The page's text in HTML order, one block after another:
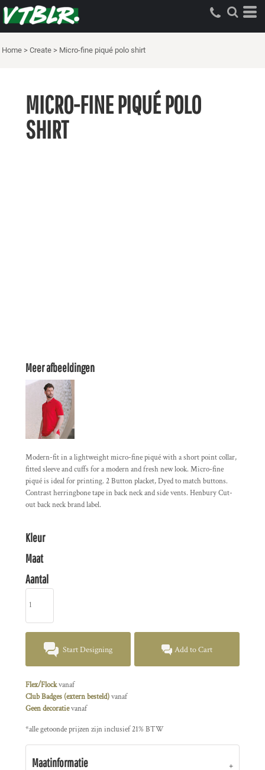
Home > Create > Micro-fine piqué polo shirt
MICRO-FINE PIQUÉ POLO
SHIRT
Meer afbeeldingen
Modern-fit in a lightweight micro-fine piqué with a short point collar,
fitted sleeve and cuffs for a modern and fresh new look. Micro-fine
piqué is ideal for printing. 2 Button placket, Dyed to match buttons.
Contrast herringbone tape in back neck and side vents. Henbury Cut-
out back neck brand label.
Kleur
Maat
Aantal
Start Designing Add to Cart
Flex/Flockvanaf
Club Badges (extern besteld)vanaf
Geen decoratievanaf
*alle getoonde prijzen zijn inclusief 21% BTW
Maatinformatie